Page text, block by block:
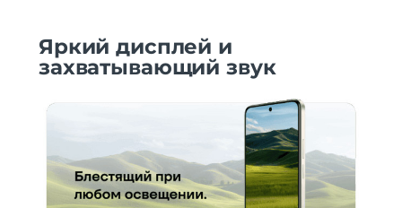
Яркий дисплей и
захватывающий звук